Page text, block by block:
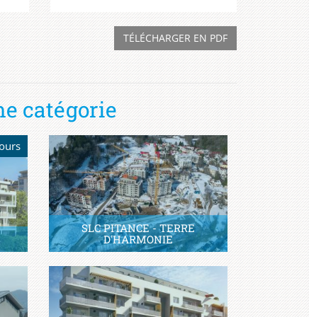
TÉLÉCHARGER EN PDF
catégorie
SLC PITANCE - TERRE
D'HARMONIE